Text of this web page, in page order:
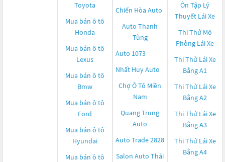
Toyota
Mua bán ô tô
Honda
Mua bán ô tô
Lexus
Mua bán ô tô
Bmw
Mua bán ô tô
Ford
Mua bán ô tô
Hyundai
Mua bán ô tô
Chiến Hòa Auto
Auto Thanh
Tùng
Auto 1073
Nhất Huy Auto
Chợ Ô Tô Miền
Nam
Quang Trung
Auto
Auto Trade 2828
Salon Auto Thái
Ôn Tập Lý
Thuyết Lái Xe
Thi Thử Mô
Phỏng Lái Xe
Thi Thử Lái Xe
Bằng A1
Thi Thử Lái Xe
Bằng A2
Thi Thử Lái Xe
Bằng A3
Thi Thử Lái Xe
Bằng A4